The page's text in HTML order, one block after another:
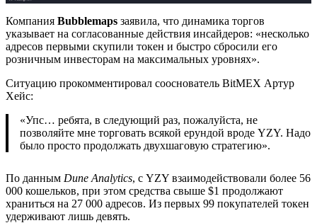
Компания Bubblemaps заявила, что динамика торгов
указывает на согласованные действия инсайдеров: «несколько
адресов первыми скупили токен и быстро сбросили его
розничным инвесторам на максимальных уровнях».
Ситуацию прокомментировал сооснователь BitMEX Артур
Хейс:
«Упс… ребята, в следующий раз, пожалуйста, не
позволяйте мне торговать всякой ерундой вроде YZY. Надо
было просто продолжать двухшаговую стратегию».
По данным Dune Analytics, с YZY взаимодействовали более 56
000 кошельков, при этом средства свыше $1 продолжают
храниться на 27 000 адресов. Из первых 99 покупателей токен
удерживают лишь девять.